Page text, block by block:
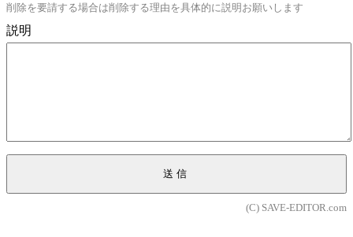
削除を要請する場合は削除する理由を具体的に説明お願いします
説明
送信
(C) SAVE-EDITOR.com